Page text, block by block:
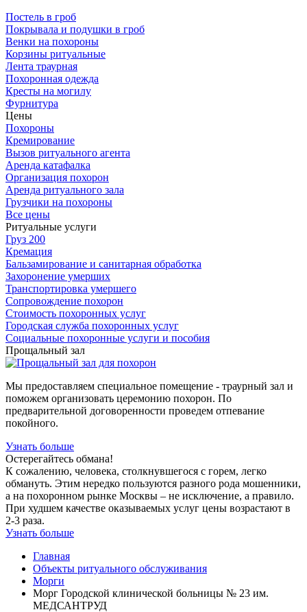
Постель в гроб
Покрывала и подушки в гроб
Венки на похороны
Корзины ритуальные
Лента траурная
Похоронная одежда
Кресты на могилу
Фурнитура
Цены
Похороны
Кремирование
Вызов ритуального агента
Аренда катафалка
Организация похорон
Аренда ритуального зала
Грузчики на похороны
Все цены
Ритуальные услуги
Груз 200
Кремация
Бальзамирование и санитарная обработка
Захоронение умерших
Транспортировка умершего
Сопровождение похорон
Стоимость похоронных услуг
Городская служба похоронных услуг
Социальные похоронные услуги и пособия
Прощальный зал
Мы предоставляем специальное помещение - траурный зал и
поможем организовать церемонию похорон. По
предварительной договоренности проведем отпевание
покойного.
Узнать больше
Остерегайтесь обмана!
К сожалению, человека, столкнувшегося с горем, легко
обмануть. Этим нередко пользуются разного рода мошенники,
а на похоронном рынке Москвы – не исключение, а правило.
При худшем качестве оказываемых услуг цены возрастают в
2-3 раза.
Узнать больше
Главная
Объекты ритуального обслуживания
Морги
Морг Городской клинической больницы № 23 им.
МЕДСАНТРУД